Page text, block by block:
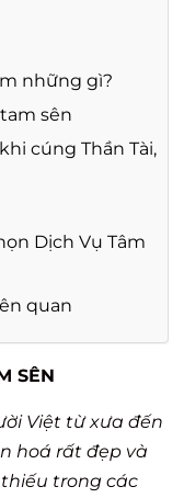
những gì?
sên
cúng Thần Tài,
Dịch Vụ Tâm
quan
SÊN
Việt từ xưa đến
hoá rất đẹp và
trong các